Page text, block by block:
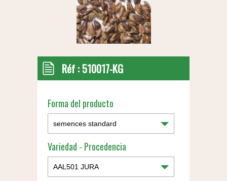
Réf : 510017-KG
Forma del producto
Variedad - Procedencia